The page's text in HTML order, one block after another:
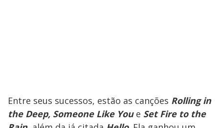
Entre seus sucessos, estão as canções Rolling in
the Deep, Someone Like You e Set Fire to the